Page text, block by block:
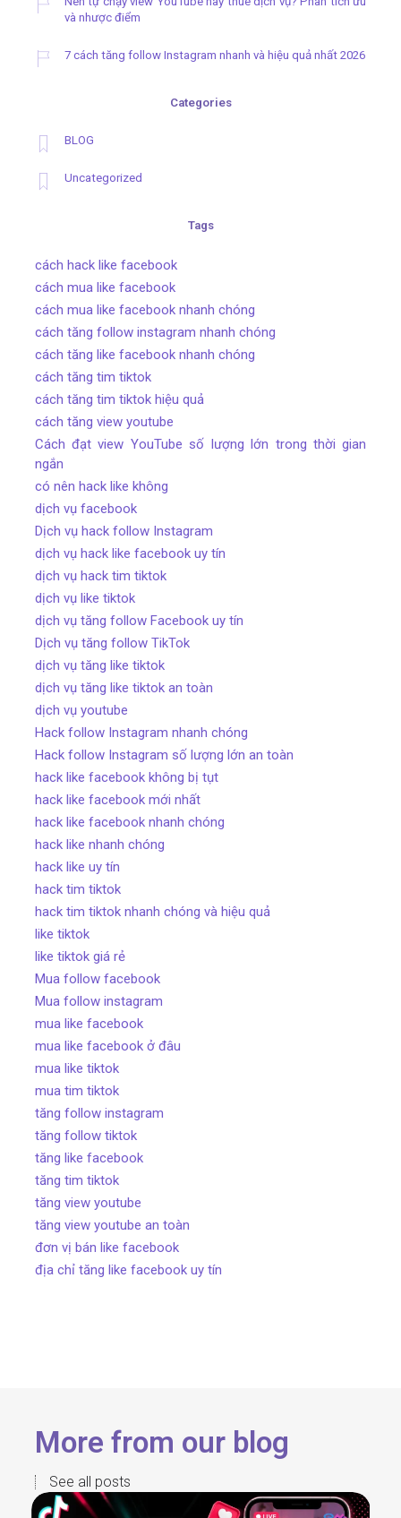
và nhược điểm
7 cách tăng follow Instagram nhanh và hiệu quả nhất 2026
Categories
BLOG
Uncategorized
Tags
cách hack like facebook
cách mua like facebook
cách mua like facebook nhanh chóng
cách tăng follow instagram nhanh chóng
cách tăng like facebook nhanh chóng
cách tăng tim tiktok
cách tăng tim tiktok hiệu quả
cách tăng view youtube
Cách đạt view YouTube số lượng lớn trong thời gian
ngắn
có nên hack like không
dịch vụ facebook
Dịch vụ hack follow Instagram
dịch vụ hack like facebook uy tín
dịch vụ hack tim tiktok
dịch vụ like tiktok
dịch vụ tăng follow Facebook uy tín
Dịch vụ tăng follow TikTok
dịch vụ tăng like tiktok
dịch vụ tăng like tiktok an toàn
dịch vụ youtube
Hack follow Instagram nhanh chóng
Hack follow Instagram số lượng lớn an toàn
hack like facebook không bị tụt
hack like facebook mới nhất
hack like facebook nhanh chóng
hack like nhanh chóng
hack like uy tín
hack tim tiktok
hack tim tiktok nhanh chóng và hiệu quả
like tiktok
like tiktok giá rẻ
Mua follow facebook
Mua follow instagram
mua like facebook
mua like facebook ở đâu
mua like tiktok
mua tim tiktok
tăng follow instagram
tăng follow tiktok
tăng like facebook
tăng tim tiktok
tăng view youtube
tăng view youtube an toàn
đơn vị bán like facebook
địa chỉ tăng like facebook uy tín
More from our blog
See all posts